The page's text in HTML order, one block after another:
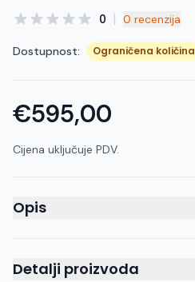
0 | 0 recenzija
Dostupnost: Ograničena količina
€595,00
Cijena uključuje PDV.
Opis
Detalji proizvoda